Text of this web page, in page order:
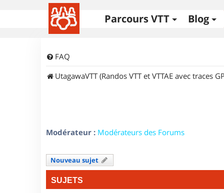
Parcours VTT Blog
FAQ
UtagawaVTT (Randos VTT et VTTAE avec traces
Modérateur : Modérateurs des Forums
Nouveau sujet
SUJETS